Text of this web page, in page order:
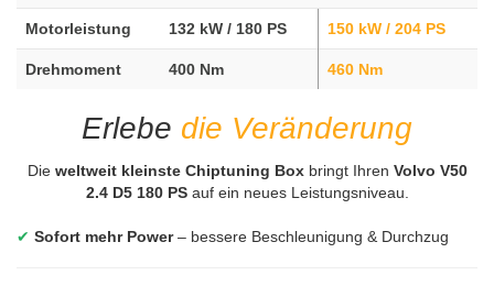
Motorleistung 132 kW / 180 PS 150 kW / 204 PS
Drehmoment 400 Nm 460 Nm
Erlebe die Veränderung
Die weltweit kleinste Chiptuning Boxbringt Ihren Volvo V50
2.4 D5 180 PSauf ein neues Leistungsniveau.
✔ Sofort mehr Power– bessere Beschleunigung & Durchzug